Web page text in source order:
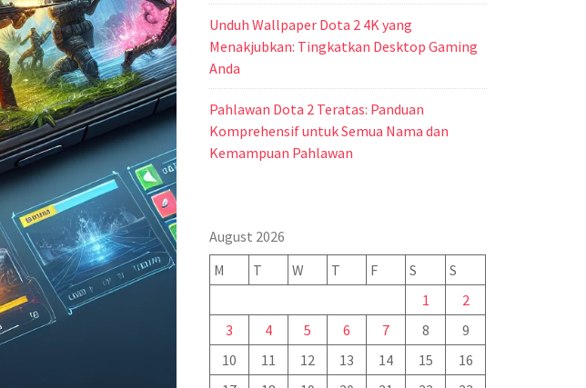
Unduh Wallpaper Dota 2 4K yang
Menakjubkan: Tingkatkan Desktop Gaming
Anda
Pahlawan Dota 2 Teratas: Panduan
Komprehensif untuk Semua Nama dan
Kemampuan Pahlawan
August 2026
M
T W T F S
S
1
2
3
4 5 6 7 8
9
10
11 12 13 14 15
16